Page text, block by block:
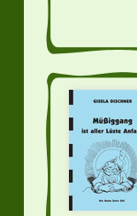
- 2 DVDs